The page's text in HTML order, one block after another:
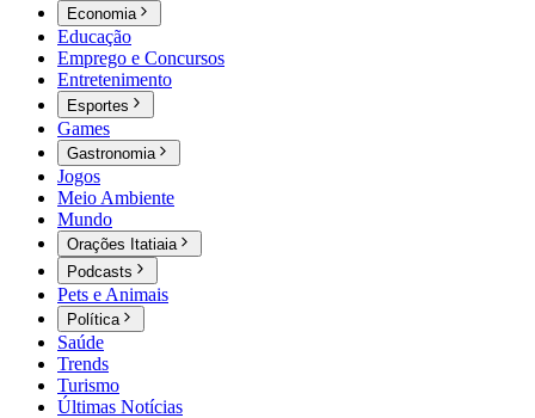
Economia
Educação
Emprego e Concursos
Entretenimento
Esportes
Games
Gastronomia
Jogos
Meio Ambiente
Mundo
Orações Itatiaia
Podcasts
Pets e Animais
Política
Saúde
Trends
Turismo
Últimas Notícias